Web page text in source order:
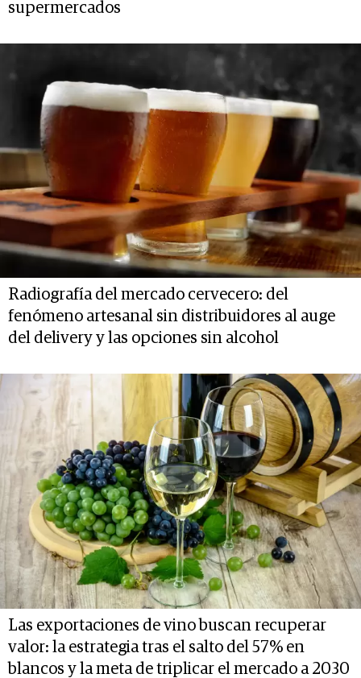
supermercados
Radiografía del mercado cervecero: del
fenómeno artesanal sin distribuidores al auge
del delivery y las opciones sin alcohol
Las exportaciones de vino buscan recuperar
valor: la estrategia tras el salto del 57% en
blancos y la meta de triplicar el mercado a 2030